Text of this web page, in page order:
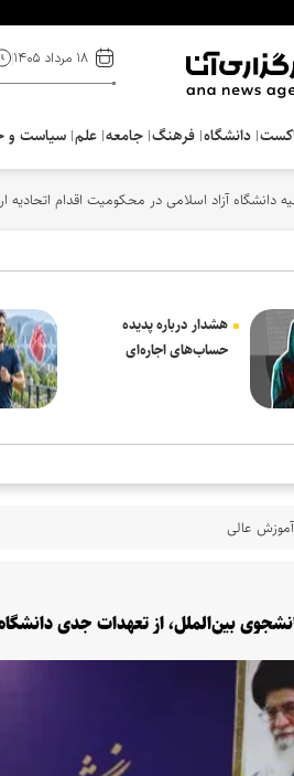
۱۸ مرداد ۱۴۰۵
دانشگاه فرهنگ‌ جامعه علم سیاست و
هشدار درباره پدیده
حساب‌های اجاره‌ای
آموزش عالی
بین‌الملل، از تعهدات جدی